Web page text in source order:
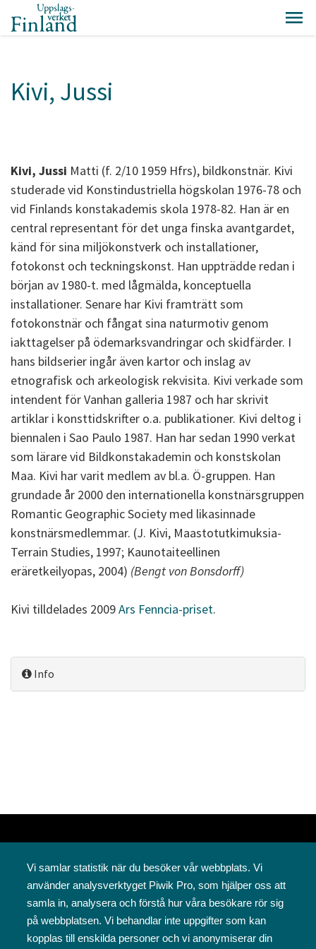
Kivi, Jussi
Kivi, Jussi Matti (f. 2/10 1959 Hfrs), bildkonstnär. Kivi
studerade vid Konstindustriella högskolan 1976-78 och
vid Finlands konstakademis skola 1978-82. Han är en
central representant för det unga finska avantgardet,
känd för sina miljökonstverk och installationer,
fotokonst och teckningskonst. Han uppträdde redan i
början av 1980-t. med lågmälda, konceptuella
installationer. Senare har Kivi framträtt som
fotokonstnär och fångat sina naturmotiv genom
iakttagelser på ödemarksvandringar och skidfärder. I
hans bildserier ingår även kartor och inslag av
etnografisk och arkeologisk rekvisita. Kivi verkade som
intendent för Vanhan galleria 1987 och har skrivit
artiklar i konsttidskrifter o.a. publikationer. Kivi deltog i
biennalen i Sao Paulo 1987. Han har sedan 1990 verkat
som lärare vid Bildkonstakademin och konstskolan
Maa. Kivi har varit medlem av bl.a. Ö-gruppen. Han
grundade år 2000 den internationella konstnärsgruppen
Romantic Geographic Society med likasinnade
konstnärsmedlemmar. (J. Kivi, Maastotutkimuksia-
Terrain Studies, 1997; Kaunotaiteellinen
eräretkeilyopas, 2004) (Bengt von Bonsdorff)
Kivi tilldelades 2009Ars Fenncia-priset.
Info
Svenska folkskolans vänner rf
Annegatan 12
Vi samlar statistik när du besöker vår webbplats. Vi
använder analysverktyget Piwik Pro, som hjälper oss att
samla in, analysera och förstå hur våra besökare rör sig
på webbplatsen. Vi behandlar inte uppgifter som kan
kopplas till enskilda personer och vi anonymiserar din